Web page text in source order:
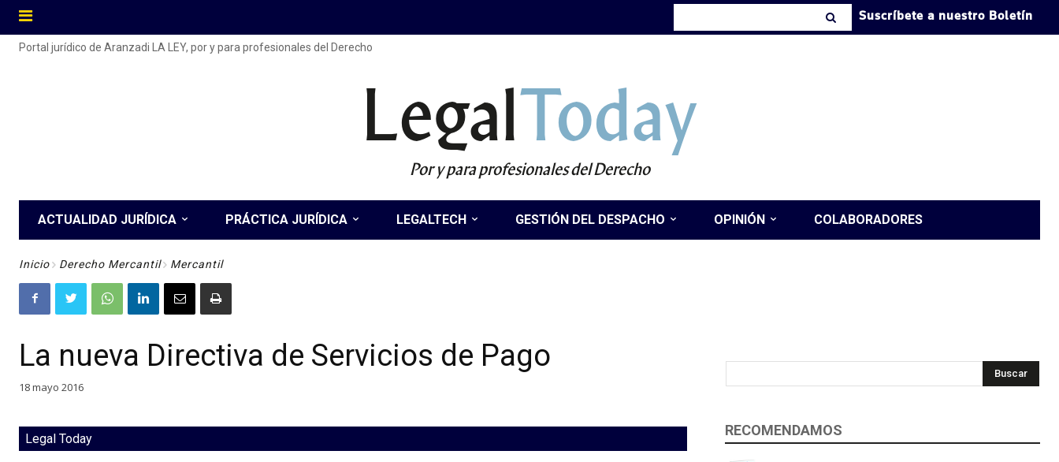
Suscríbete a nuestro Boletín
Portal jurídico de Aranzadi LA LEY, por y para profesionales del Derecho
LegalToday
Por y para profesionales del Derecho
ACTUALIDAD JURÍDICA PRÁCTICA JURÍDICA LEGALTECH GESTIÓN DEL DESPACHO OPINIÓN COLABORADORES
Inicio Derecho Mercantil Mercantil
La nueva Directiva de Servicios de Pago
18 mayo 2016
Legal Today
Buscar
RECOMENDAMOS